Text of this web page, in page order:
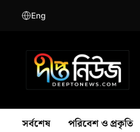
Eng
সর্বশেষ পরিবেশ ও প্রকৃতি